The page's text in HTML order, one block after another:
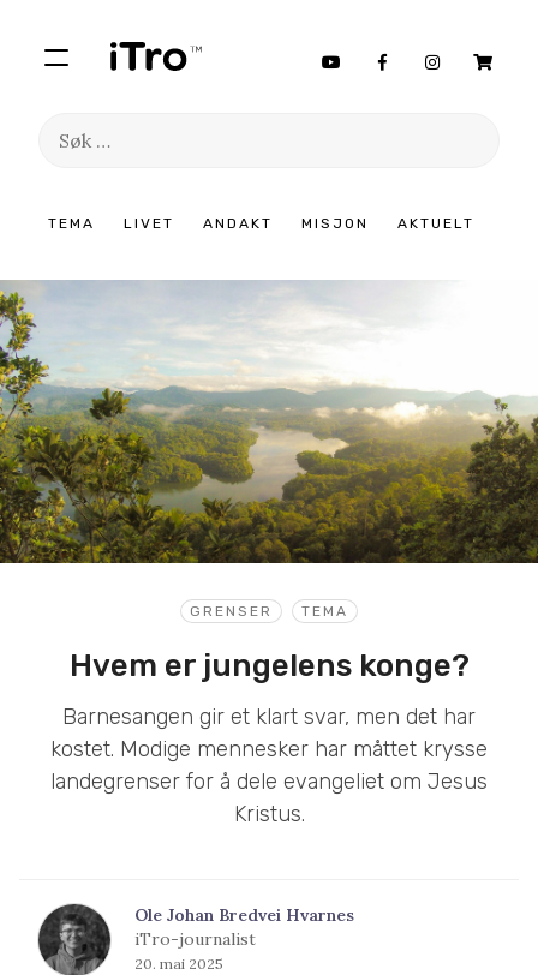
TEMA LIVET ANDAKT MISJON AKTUELT
Søk
innhold
GRENSER TEMA
Hvem er jungelens konge?
Barnesangen gir et klart svar, men det har
kostet. Modige mennesker har måttet krysse
landegrenser for å dele evangeliet om Jesus
Kristus.
Ole Johan Bredvei Hvarnes
iTro-journalist
20. mai 2025